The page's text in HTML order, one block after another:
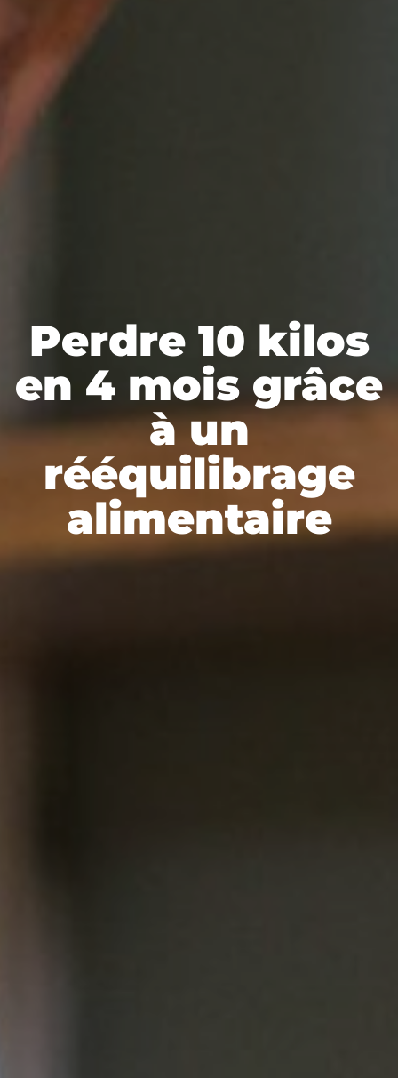
Perdre 10 kilos
en 4 mois grâce
à un
rééquilibrage
alimentaire